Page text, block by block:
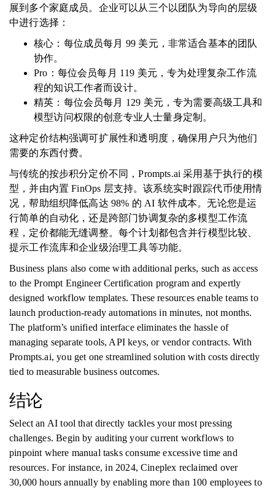
展到多个家庭成员。企业可以从三个以团队为导向的层级
中进行选择：
核心：每位成员每月 99 美元，非常适合基本的团队
协作。
Pro：每位会员每月 119 美元，专为处理复杂工作流
程的知识工作者而设计。
精英：每位会员每月 129 美元，专为需要高级工具和
模型访问权限的创意专业人士量身定制。
这种定价结构强调可扩展性和透明度，确保用户只为他们
需要的东西付费。
与传统的按步积分定价不同，Prompts.ai 采用基于执行的模
型，并由内置 FinOps 层支持。该系统实时跟踪代币使用情
况，帮助组织降低高达 98% 的 AI 软件成本。无论您是运
行简单的自动化，还是跨部门协调复杂的多模型工作流
程，定价都能无缝调整。每个计划都包含并行模型比较、
提示工作流库和企业级治理工具等功能。
Business plans also come with additional perks, such as access
to the Prompt Engineer Certification program and expertly
designed workflow templates. These resources enable teams to
launch production-ready automations in minutes, not months.
The platform’s unified interface eliminates the hassle of
managing separate tools, API keys, or vendor contracts. With
Prompts.ai, you get one streamlined solution with costs directly
tied to measurable business outcomes.
结论
Select an AI tool that directly tackles your most pressing
challenges. Begin by auditing your current workflows to
pinpoint where manual tasks consume excessive time and
resources. For instance, in 2024, Cineplex reclaimed over
30,000 hours annually by enabling more than 100 employees to